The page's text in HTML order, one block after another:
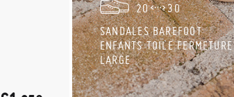
20
30
SANDALES BAREFOOT
ENFANTS TOILE FERMETURE
LARGE